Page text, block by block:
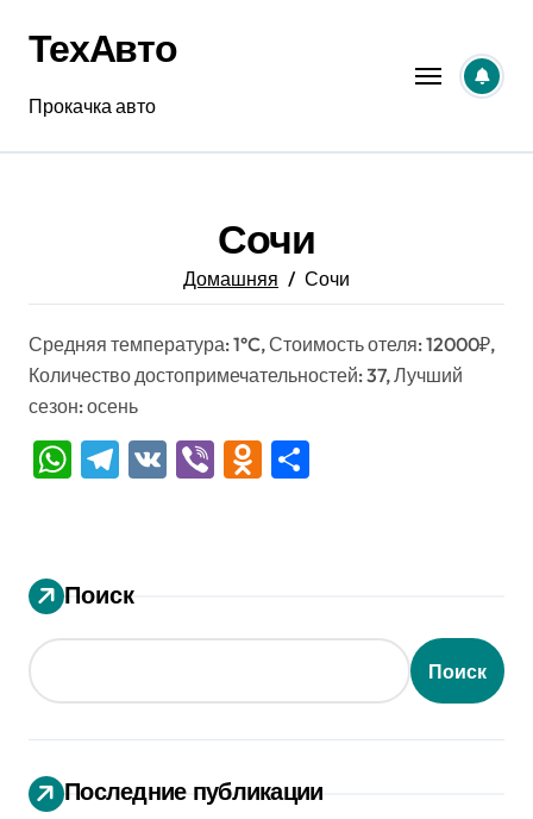
содержанию
ТехАвто
Прокачка авто
Сочи
Домашняя Сочи
Средняя температура: 1°C, Стоимость отеля: 12000₽,
Количество достопримечательностей: 37, Лучший
сезон: осень
WhatsApp
Telegram
VK ViberOdnoklassniki
Поиск
Поиск
Последние публикации